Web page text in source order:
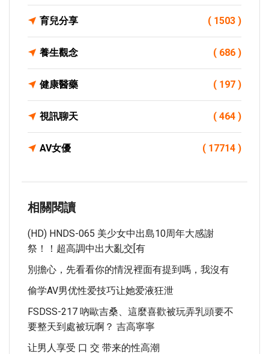
育兒分享 ( 1503 )
養生觀念 ( 686 )
健康醫藥 ( 197 )
視訊聊天 ( 464 )
AV女優 ( 17714 )
相關閱讀
(HD) HNDS-065 美少女中出島10周年大感謝
祭！！超高調中出大亂交[有
別擔心，先看看你的情況裡面有提到嗎，我沒有
偷学AV男优性爱技巧让她爱液狂泄
FSDSS-217 吶歐吉桑、這麼喜歡被玩弄乳頭要不
要整天到處被玩啊？ 吉高寧寧
让男人享受 口 交 带来的性高潮